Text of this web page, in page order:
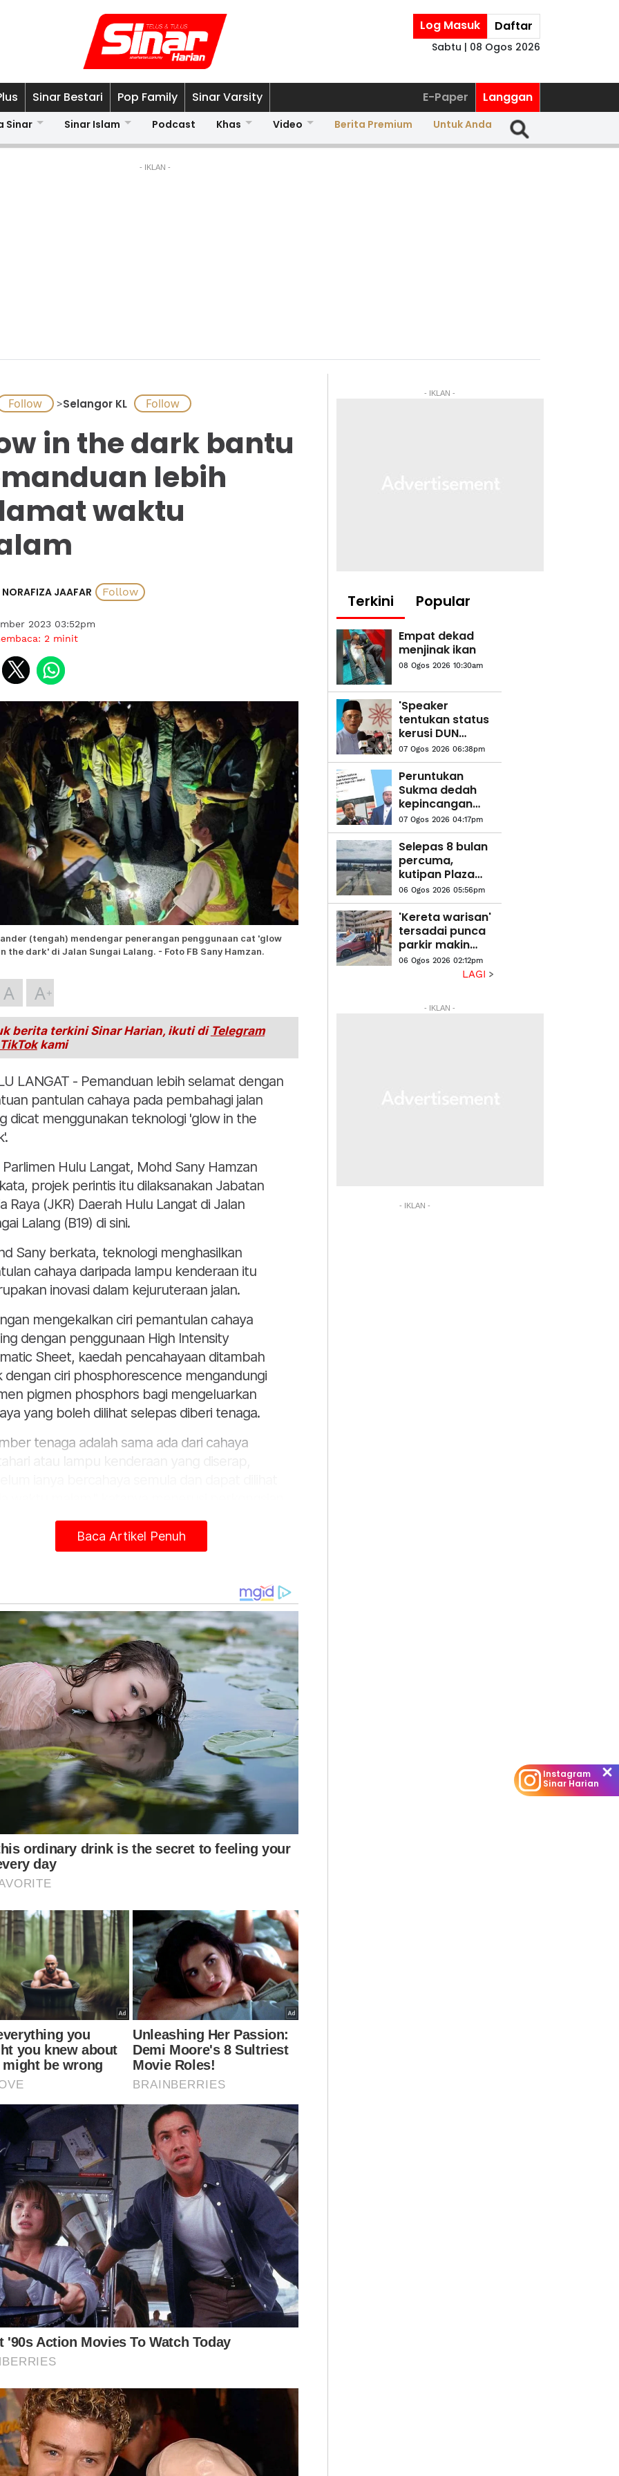
Log Masuk Daftar
Sabtu | 08 Ogos 2026
Sinar Bestari Pop Family Sinar Varsity E-Paper Langgan
Sinar Sinar Islam Podcast Khas Video Berita Premium Untuk Anda
- IKLAN -
>Selangor KL
in the dark bantu
lebih
waktu
NORAFIZA JAAFAR
2023 03:52pm
2 minit
(tengah) mendengar penerangan penggunaan cat 'glow
the dark' di Jalan Sungai Lalang. - Foto FB Sany Hamzan.
A A
berita terkini Sinar Harian, ikuti di Telegram
kami
LANGAT - Pemanduan lebih selamat dengan
pantulan cahaya pada pembahagi jalan
dicat menggunakan teknologi 'glow in the
Parlimen Hulu Langat, Mohd Sany Hamzan
projek perintis itu dilaksanakan Jabatan
Raya (JKR) Daerah Hulu Langat di Jalan
Lalang (B19) di sini.
Sany berkata, teknologi menghasilkan
cahaya daripada lampu kenderaan itu
inovasi dalam kejuruteraan jalan.
mengekalkan ciri pemantulan cahaya
dengan penggunaan High Intensity
Sheet, kaedah pencahayaan ditambah
dengan ciri phosphorescence mengandungi
pigmen phosphors bagi mengeluarkan
yang boleh dilihat selepas diberi tenaga.
tenaga adalah sama ada dari cahaya
atau lampu kenderaan yang diserap,
Pantulan cahaya dihasilkan pada pembahagi jalan dicat glow in the
dark. - Foto FB Sany Hamzan
Rabu, beliau telah mengiringi Menteri Kerja
Datuk Seri Alexander Nanta Linggi turun
melawat lokasi berkenaan.
Sany pada masa sama, merakamkan ucapan
kasih kerana memilih Hulu Langat sebagai
perintis untuk memulakan projek berkenaan.
cat jalan berkenaan berada sepanjang
meter bagi permulaan.
Berkaitan:
Dua ahli Parlimen Bersatu bakal berdepan tindakan
undang-undang
Lebih ramai Ahli Parlimen pembangkang dijangka
isytihar sokong Anwar - Ahmad Zahid
[KRONOLOGI] Empat Ahli Parlimen Bersatu umum
sokong PM
ini pernah tular di luar negara yang
cat ini dapat membantu pemandu
jalan lebih mudah.
mengeluarkan cahaya berwarna
ketika kenderaan melalui kawasan gelap pada
malam.
Baca Artikel Penuh
- IKLAN -
Terkini Popular
Empat dekad
menjinak ikan
08 Ogos 2026 10:30am
'Speaker
tentukan status
kerusi DUN
selepas
semakan' -
Amirudin
07 Ogos 2026 06:38pm
Peruntukan
Sukma dedah
kepincangan
pentadbiran
Kerajaan
Madani -
Pemuda Pas
Selangor
07 Ogos 2026 04:17pm
Selepas 8 bulan
percuma,
kutipan Plaza
Tol Eco
Grandeur mula
tengah malam
ini
06 Ogos 2026 05:56pm
'Kereta warisan'
tersadai punca
parkir makin
sempit
06 Ogos 2026 02:12pm
LAGI
- IKLAN -
- IKLAN -
Instagram
Sinar Harian